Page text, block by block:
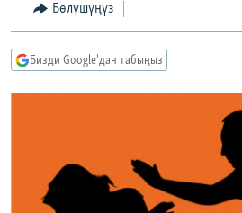
БҮГҮН АЗАТТЫКТА
АЗАТТЫК+
ЫҢГАЙСЫЗ СУРООЛОР
ПОДКАСТ
Русский
Бөлүшүңүз
Бизди Google'дан табыңыз